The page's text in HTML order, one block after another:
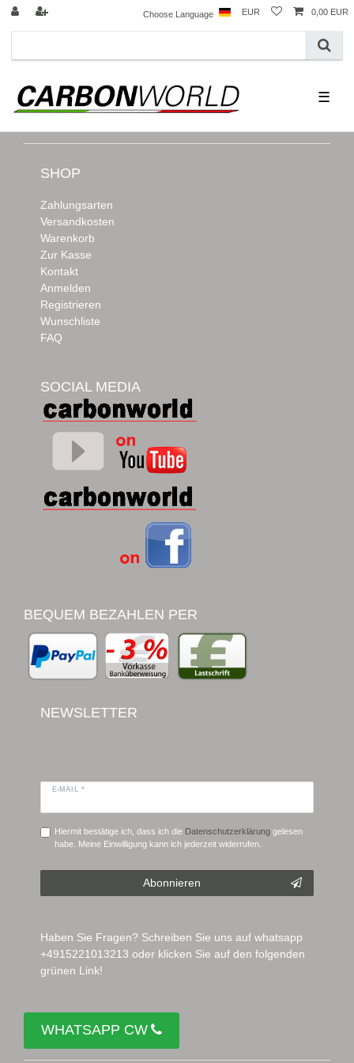
Choose Language EUR 0,00 EUR
☰
SHOP
Zahlungsarten
Versandkosten
Warenkorb
Zur Kasse
Kontakt
Anmelden
Registrieren
Wunschliste
FAQ
SOCIAL MEDIA
BEQUEM BEZAHLEN PER
NEWSLETTER
E-MAIL *
Hiermit bestätige ich, dass ich die Daten­schutz­erklärunggelesen
habe. Meine Einwilligung kann ich jederzeit widerrufen.
Abonnieren
Haben Sie Fragen? Schreiben Sie uns auf whatsapp
+4915221013213 oder klicken Sie auf den folgenden
grünen Link!
WHATSAPP CW